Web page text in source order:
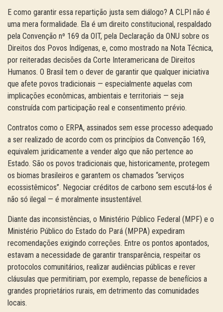
E como garantir essa repartição justa sem diálogo? A CLPI não é
uma mera formalidade. Ela é um direito constitucional, respaldado
pela Convenção nº 169 da OIT, pela Declaração da ONU sobre os
Direitos dos Povos Indígenas, e, como mostrado na Nota Técnica,
por reiteradas decisões da Corte Interamericana de Direitos
Humanos. O Brasil tem o dever de garantir que qualquer iniciativa
que afete povos tradicionais — especialmente aquelas com
implicações econômicas, ambientais e territoriais — seja
construída com participação real e consentimento prévio.
Contratos como o ERPA, assinados sem esse processo adequado
a ser realizado de acordo com os princípios da Convenção 169,
equivalem juridicamente a vender algo que não pertence ao
Estado. São os povos tradicionais que, historicamente, protegem
os biomas brasileiros e garantem os chamados “serviços
ecossistêmicos”. Negociar créditos de carbono sem escutá-los é
não só ilegal — é moralmente insustentável.
Diante das inconsistências, o Ministério Público Federal (MPF) e o
Ministério Público do Estado do Pará (MPPA) expediram
recomendações exigindo correções. Entre os pontos apontados,
estavam a necessidade de garantir transparência, respeitar os
protocolos comunitários, realizar audiências públicas e rever
cláusulas que permitiriam, por exemplo, repasse de benefícios a
grandes proprietários rurais, em detrimento das comunidades
locais.